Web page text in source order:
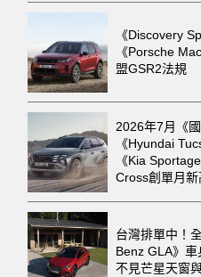
《Discovery
《Porsche
盟GSR2法規
2026年7月《
《Hyundai
《Kia
Cross創單月新
台灣排單中！
Benz GLA》
不見芒星天窗